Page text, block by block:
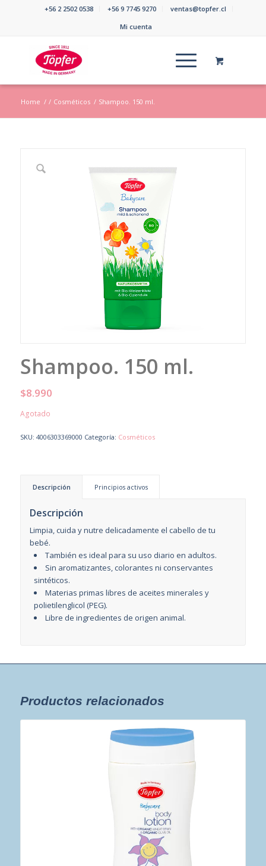
+56 2 2502 0538 +56 9 7745 9270
ventas@topfer.cl
Mi cuenta
Home / / Cosméticos / Shampoo. 150 ml.
Shampoo. 150 ml.
$8.990
Agotado
SKU: 4006303369000 Categoría: Cosméticos
Descripción Principios activos
Descripción
Limpia, cuida y nutre delicadamente el cabello de tu
bebé.
También es ideal para su uso diario en adultos.
Sin aromatizantes, colorantes ni conservantes
sintéticos.
Materias primas libres de aceites minerales y
polietilenglicol (PEG).
Libre de ingredientes de origen animal.
Productos relacionados